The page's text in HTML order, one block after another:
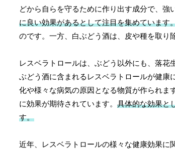
どから自らを守るために作り出す成分で、強
に良い効果があるとして注目を集めています
のです。一方、白ぶどう酒は、皮や種を取り
レスベラトロールは、ぶどう以外にも、落
ぶどう酒に含まれるレスベラトロールが健康
化や様々な病気の原因となる物質が作られま
に効果が期待されています。 具体的な効果と
す。
近年、レスベラトロールの様々な健康効果に